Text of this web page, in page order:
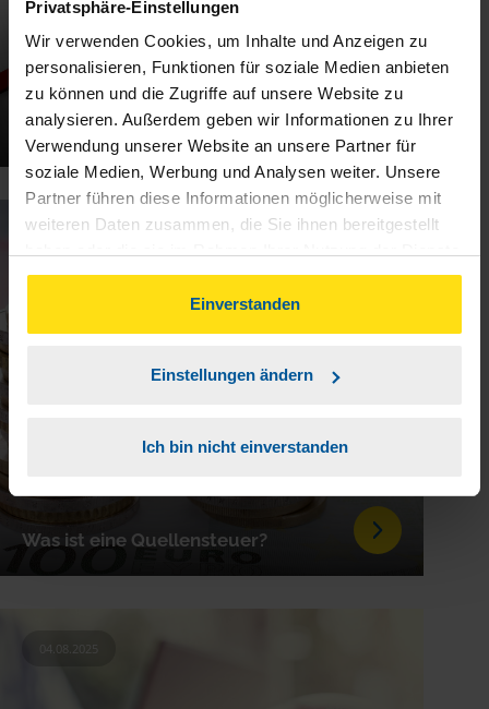
Privatsphäre-Einstellungen
Wir verwenden Cookies, um Inhalte und Anzeigen zu
personalisieren, Funktionen für soziale Medien anbieten
zu können und die Zugriffe auf unsere Website zu
analysieren. Außerdem geben wir Informationen zu Ihrer
Verwendung unserer Website an unsere Partner für
soziale Medien, Werbung und Analysen weiter. Unsere
Partner führen diese Informationen möglicherweise mit
weiteren Daten zusammen, die Sie ihnen bereitgestellt
gesammelt haben. Indem Sie auf Einverstanden klicken,
können Sie der Verwendung von Cookies, gemäß
unserer
Einverstanden
Einstellungen ändern
Ich bin nicht einverstanden
Schneeballsystem: Steuern auch
auf Scheingewinne fällig
Was ist eine Quellensteuer?
04.08.2025